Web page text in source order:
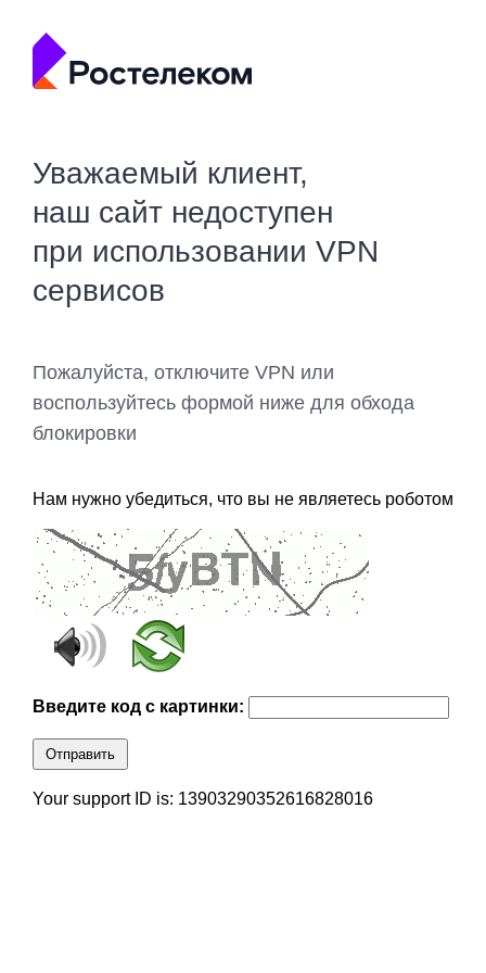
Уважаемый клиент,
наш сайт недоступен
при использовании VPN
сервисов
Пожалуйста, отключите VPN или
воспользуйтесь формой ниже для обхода
блокировки
Нам нужно убедиться, что вы не являетесь роботом
Введите код с картинки:
Отправить
Your support ID is: 13903290352616828016